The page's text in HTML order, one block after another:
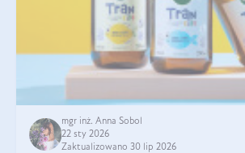
mgr inż. Anna Sobol
22 sty 2026
Zaktualizowano 30 lip 2026